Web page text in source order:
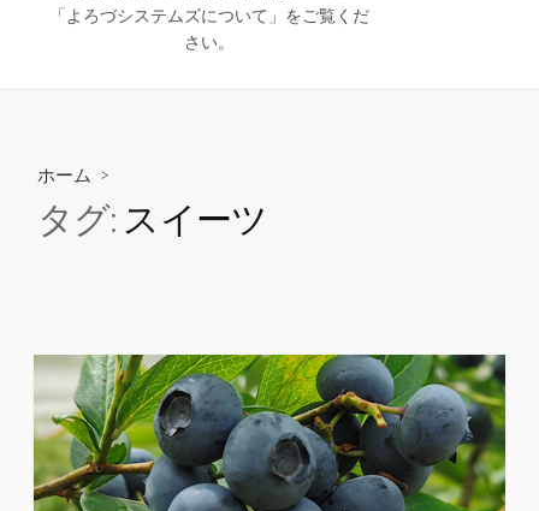
「よろづシステムズについて」をご覧くだ
さい。
ホーム >
タグ: スイーツ